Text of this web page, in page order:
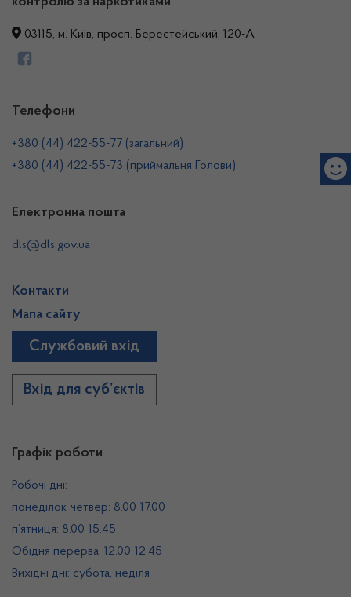
03115, м. Київ, просп. Берестейський, 120-А
Графік роботи
Робочі дні:
понеділок-четвер: 8.00-17.00
п’ятниця: 8.00-15.45
Обідня перерва: 12.00-12.45
Вихідні дні: субота, неділя
Телефони
+380 (44) 422-55-77 (загальний)
+380 (44) 422-55-73 (приймальня Голови)
Електронна пошта
dls@dls.gov.ua
Контакти
Мапа сайту
Службовий вхід
Вхід для суб’єктів